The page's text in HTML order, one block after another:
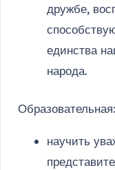
дружбе,
единства
народа.
Образовательная:
научить